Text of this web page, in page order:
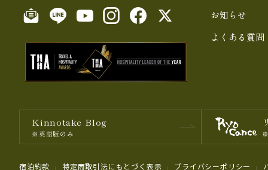
お知らせ
よくある質問
Kinnotake Blog
※英語版のみ
宿泊約款 特定商取引法にもとづく表⽰ プライバシーポリシー